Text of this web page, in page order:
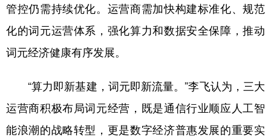
管控仍需持续优化。运营商需加快构建标准化、规范
化的词元运营体系，强化算力和数据安全保障，推动
词元经济健康有序发展。
“算力即新基建，词元即新流量。”李飞认为，三大
运营商积极布局词元经营，既是通信行业顺应人工智
能浪潮的战略转型，更是数字经济普惠发展的重要实